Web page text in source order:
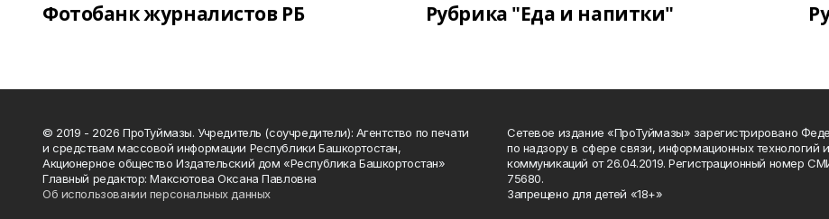
Фотобанк журналистов РБ Рубрика "Еда и напитки"
© 2019 - 2026 ПроТуймазы. Учредитель (соучредители): Агентство по печати
и средствам массовой информации Республики Башкортостан,
Акционерное общество Издательский дом «Республика Башкортостан»
Главный редактор: Максютова Оксана Павловна
Об использовании персональных данных
Сетевое издание «ПроТуймазы» зарегистрировано
по надзору в сфере связи, информационных технологий
коммуникаций от 26.04.2019. Регистрационный номер
75680.
Запрещено для детей «18+»